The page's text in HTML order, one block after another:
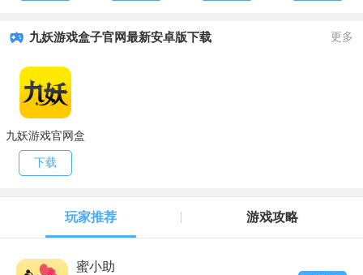
九妖游戏盒子官网最新安卓版下载 更多
九妖游戏官网盒
子
下载
玩家推荐 游戏攻略
蜜小助